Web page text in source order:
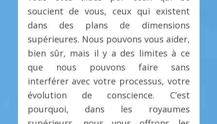
soucient de vous, ceux qui existent
dans des plans de dimensions
supérieures. Nous pouvons vous aider,
bien sûr, mais il y a des limites à ce
que nous pouvons faire sans
interférer avec votre processus, votre
évolution de conscience. C’est
pourquoi, dans les royaumes